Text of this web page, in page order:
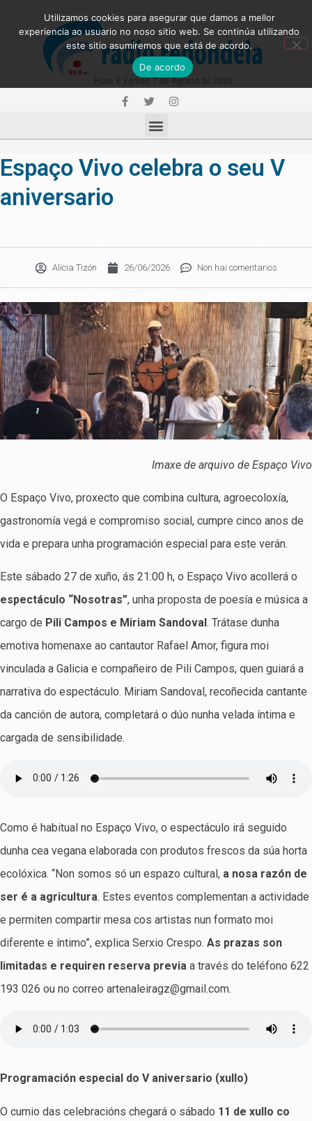
Espaço Vivo celebra o seu V
aniversario
Alicia Tizón 26/06/2026 Non hai comentarios
Imaxe de arquivo de Espaço Vivo
O Espaço Vivo, proxecto que combina cultura, agroecoloxía,
gastronomía vegá e compromiso social, cumpre cinco anos de
vida e prepara unha programación especial para este verán.
Este sábado 27 de xuño, ás 21:00 h, o Espaço Vivo acollerá o
espectáculo “Nosotras”, unha proposta de poesía e música a
cargo de Pili Campos e Miriam Sandova . Trátase dunha
emotiva homenaxe ao cantautor Rafael Amor, figura moi
vinculada a Galicia e compañeiro de Pili Campos, quen guiará a
narrativa do espectáculo. Miriam Sandoval, recoñecida cantante
da canción de autora, completará o dúo nunha velada íntima e
cargada de sensibilidade.
Como é habitual no Espaço Vivo, o espectáculo irá seguido
dunha cea vegana elaborada con produtos frescos da súa horta
ecolóxica. “Non somos só un espazo cultural, a nosa razón de
ser é a agricultura. Estes eventos complementan a actividade
e permiten compartir mesa cos artistas nun formato moi
diferente e íntimo”, explica Serxio Crespo. As prazas son
limitadas e requiren reserva previa a través do teléfono 622
193 026 ou no correo artenaleiragz@gmail.com.
Programación especial do V aniversario (xullo)
O cumio das celebracións chegará o sábado 11 de xullo co
Utilizamos cookies para asegurar que damos a mellor
experiencia ao usuario no noso sitio web. Se continúa utilizando
este sitio asumiremos que está de acordo.
De acordo